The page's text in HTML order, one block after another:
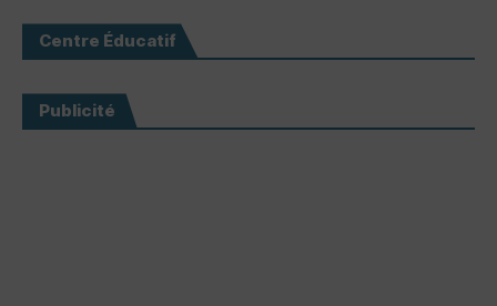
Centre Éducatif
Publicité